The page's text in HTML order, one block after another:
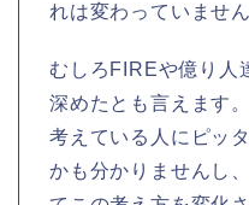
れは変わっていません
むしろFIREや億り人
深めたとも言えます
考えている人にピッ
かも分かりませんし